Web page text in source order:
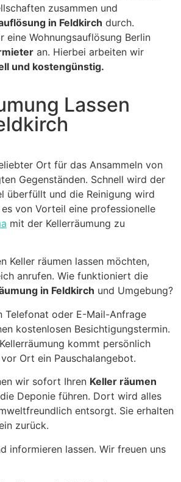
zusammen und
in Feldkirch durch.
eine Wohnungsauflösung Berlin
an. Hierbei arbeiten wir
und kostengünstig.
Lassen
Ort für das Ansammeln von
Gegenständen. Schnell wird der
überfüllt und die Reinigung wird
von Vorteil eine professionelle
mit der Kellerräumung zu
Keller räumen lassen möchten,
anrufen. Wie funktioniert die
in Feldkirch und Umgebung?
Telefonat oder E-Mail-Anfrage
kostenlosen Besichtigungstermin.
kommt persönlich
Ort ein Pauschalangebot.
wir sofort Ihren Keller räumen
Deponie führen. Dort wird alles
entsorgt. Sie erhalten
zurück.
informieren lassen. Wir freuen uns